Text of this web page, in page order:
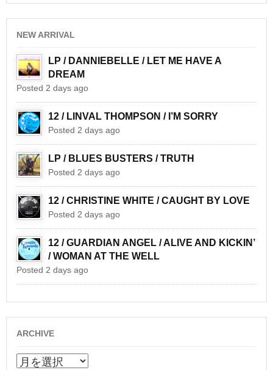
NEW ARRIVAL
LP / DANNIEBELLE / LET ME HAVE A
DREAM
Posted 2 days ago
12 / LINVAL THOMPSON / I’M SORRY
Posted 2 days ago
LP / BLUES BUSTERS / TRUTH
Posted 2 days ago
12 / CHRISTINE WHITE / CAUGHT BY LOVE
Posted 2 days ago
12 / GUARDIAN ANGEL / ALIVE AND KICKIN’
/ WOMAN AT THE WELL
Posted 2 days ago
ARCHIVE
ARCHIVE